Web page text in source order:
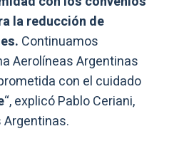
la reducción de
Continuamos
Aerolíneas Argentinas
con el cuidado
“, explicó Pablo Ceriani,